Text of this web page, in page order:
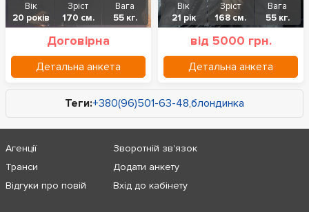
Вік
20 років
Зріст
170 см.
Вага
55 кг.
Договірна
Детальна анкета
Вік
21 рік
Зріст
168 см.
Вага
55 кг.
від 5000 грн.
Детальна анкета
Теги:+380(96)501-63-48,блондинка
Агенції
Транси
Відгуки про повій
Зворотній зв'язок
Додати анкету
Вхід до кабінету